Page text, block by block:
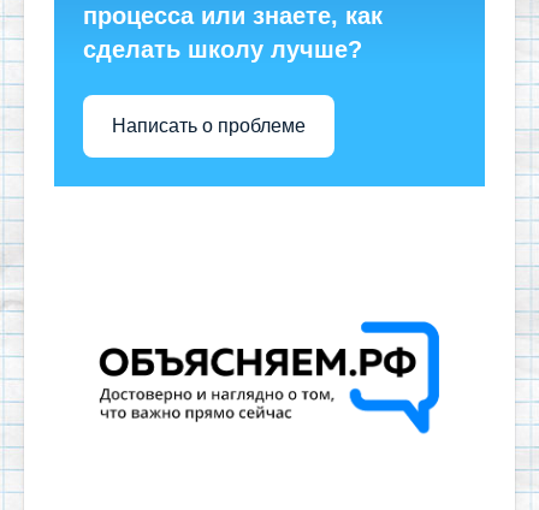
процесса или знаете, как
сделать школу лучше?
Написать о проблеме